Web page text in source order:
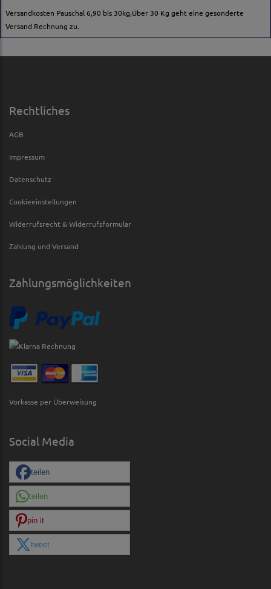
Versandkosten Pauschal 6,90 bis 30kg,Über 30 Kg geht eine gesonderte
Versand Rechnung zu.
Rechtliches
AGB
Impressum
Datenschutz
Cookieeinstellungen
Widerrufsrecht & Widerrufsformular
Zahlung und Versand
Zahlungsmöglichkeiten
Vorkasse per Überweisung
Social Media
teilen
teilen
pin it
tweet